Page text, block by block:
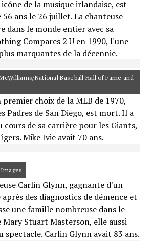
de la musique irlandaise, est
56 ans le 26 juillet. La chanteuse
dans le monde entier avec sa
Compares 2 U en 1990, l'une
marquantes de la décennie.
National Baseball Hall of Fame and
choix de la MLB de 1970,
Padres de San Diego, est mort. Il a
cours de sa carrière pour les Giants,
Mike Ivie avait 70 ans.
Carlin Glynn, gagnante d'un
après des diagnostics de démence et
une famille nombreuse dans le
Stuart Masterson, elle aussi
spectacle. Carlin Glynn avait 83 ans.